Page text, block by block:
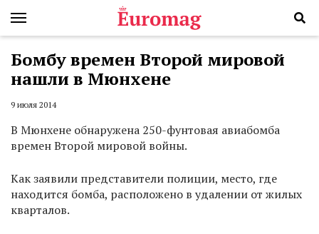
Бомбу времен Второй мировой
нашли в Мюнхене
9 июля 2014
В Мюнхене обнаружена 250-фунтовая авиабомба
времен Второй мировой войны.
Как заявили представители полиции, место, где
находится бомба, расположено в удалении от жилых
кварталов.